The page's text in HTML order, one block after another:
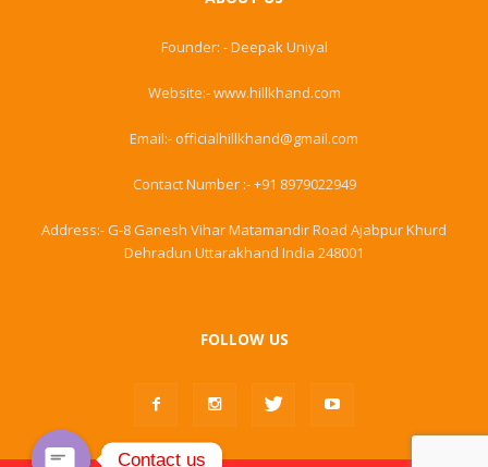
Founder: - Deepak Uniyal
Website:- www.hillkhand.com
Email:- officialhillkhand@gmail.com
Contact Number :- +91 8979022949
Address:- G-8 Ganesh Vihar Matamandir Road Ajabpur Khurd
Dehradun Uttarakhand India 248001
FOLLOW US
Contact us